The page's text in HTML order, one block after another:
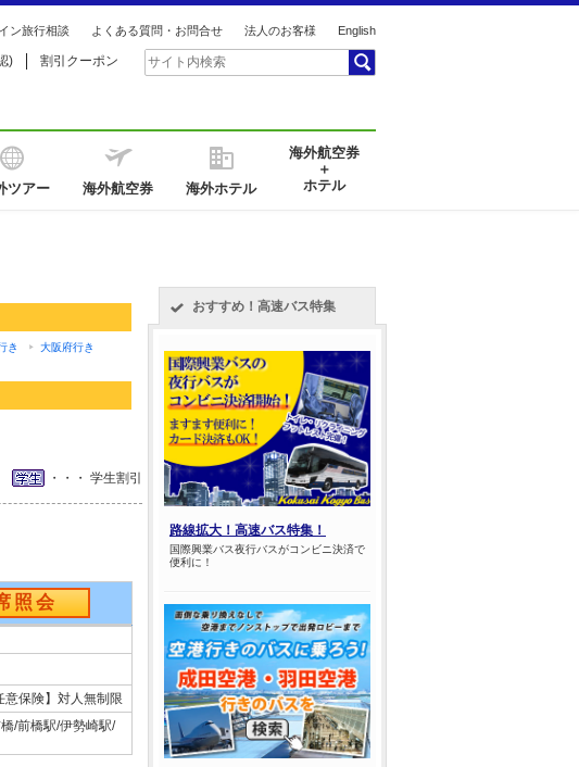
ン旅行相談 よくある質問・お問合せ 法人のお客様 English
) 割引クーポン
ツアー 海外航空券 海外ホテル
海外航空券
＋
ホテル
き
大阪府行き
・・・ 学生割引
照会
保険】対人無制限
/前橋駅/伊勢崎駅/
おすすめ！高速バス特集
路線拡大！高速バス特集！
国際興業バス夜行バスがコンビニ決済で
便利に！